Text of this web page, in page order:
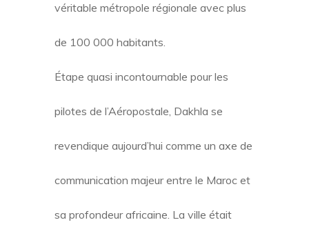
véritable métropole régionale avec plus
de 100 000 habitants.
Étape quasi incontournable pour les
pilotes de l’Aéropostale, Dakhla se
revendique aujourd’hui comme un axe de
communication majeur entre le Maroc et
sa profondeur africaine. La ville était